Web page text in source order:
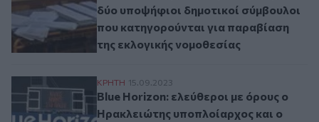
δύο υποψήφιοι δημοτικοί σύμβουλοι
που κατηγορούνται για παραβίαση
της εκλογικής νομοθεσίας
Blue Horizon: ελεύθεροι με όρους ο
ΚΡΗΤΗ 15.09.2023
Blue Horizon: ελεύθεροι με όρους ο
Ηρακλειώτης υποπλοίαρχος και ο